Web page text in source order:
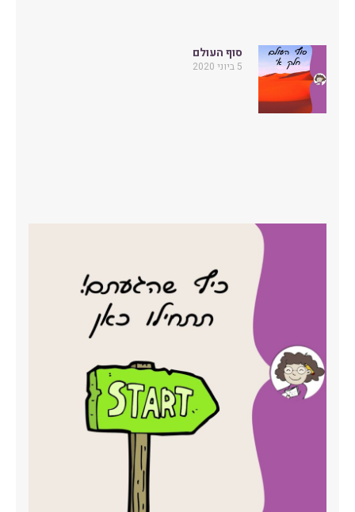
סוף העולם
5 ביוני 2020